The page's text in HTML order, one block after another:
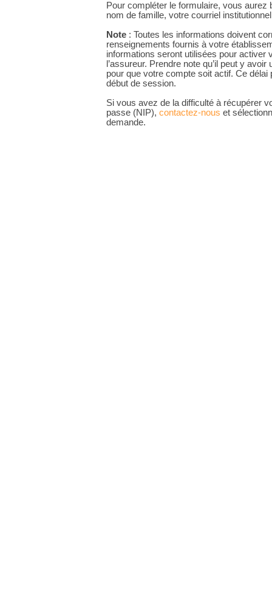
Pour compléter le formulaire, vous aurez
nom de famille, votre courriel
Note : Toutes les informations doivent
renseignements fournis à votre
informations seront utilisées pour activer
l’assureur. Prendre note qu’il peut y
pour que votre compte soit actif. Ce délai
début de session.
Si vous avez de la difficulté à récupérer
passe (NIP), contactez-nous et
demande.